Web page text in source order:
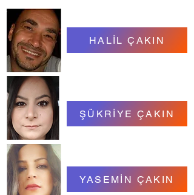
HALİL ÇAKIN
ŞÜKRİYE ÇAKIN
YASEMİN ÇAKIN